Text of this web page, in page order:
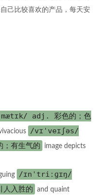
自己比较喜欢的产品，每天安
adj. 彩色的；色
/vɪˈveɪʃəs/
有生气的
image depicts
/ɪnˈtriːɡɪŋ/
入胜的
and quaint